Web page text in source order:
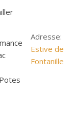
Adresse:
Estive de
Fontanilles